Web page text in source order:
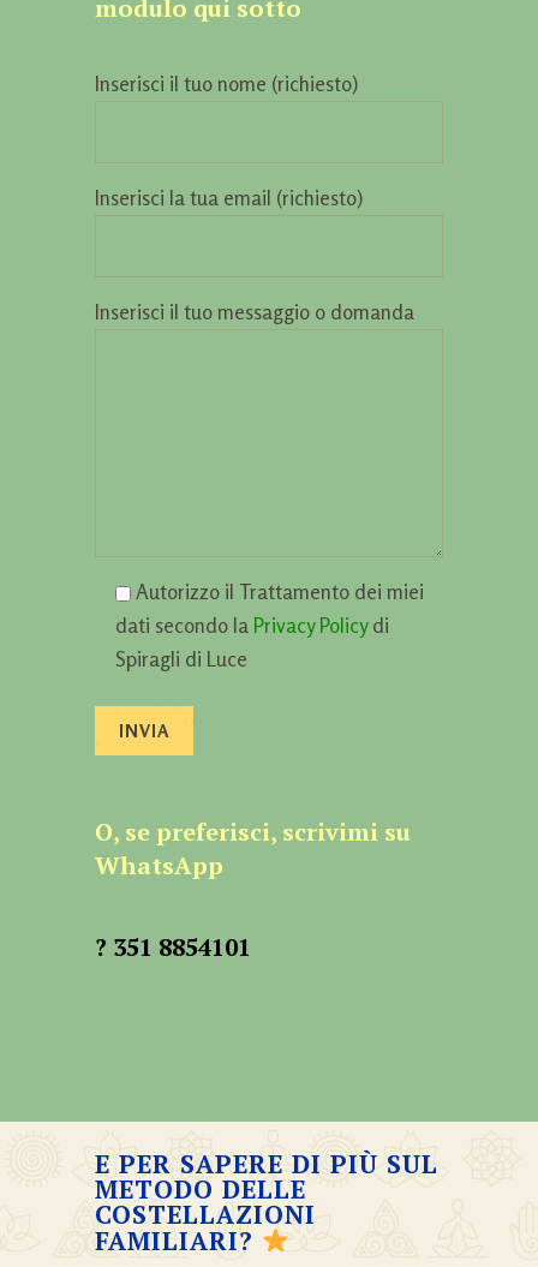
modulo qui sotto
Inserisci il tuo nome (richiesto)
Inserisci la tua email (richiesto)
Inserisci il tuo messaggio o domanda
Autorizzo il Trattamento dei miei
dati secondo la Privacy Policydi
Spiragli di Luce
O, se preferisci, scrivimi su
WhatsApp
? 351 8854101
E PER SAPERE DI PIÙ SUL
METODO DELLE
COSTELLAZIONI
FAMILIARI?